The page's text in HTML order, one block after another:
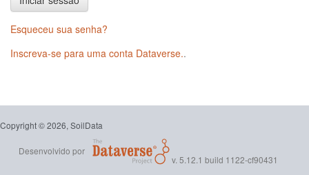
Esqueceu sua senha?
Inscreva-se para uma conta Dataverse..
Copyright © 2026, SoilData
Desenvolvido por
v. 5.12.1 build 1122-cf90431